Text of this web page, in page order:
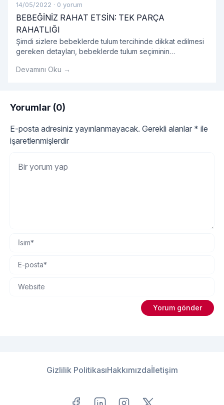
14/05/2022 · 0 yorum
BEBEĞİNİZ RAHAT ETSİN: TEK PARÇA
RAHATLIĞI
Şimdi sizlere bebeklerde tulum tercihinde dikkat edilmesi
gereken detayları, bebeklerde tulum seçiminin
tüm detayları sırasıyla açıklayalım.
Devamını Oku →
Yorumlar (0)
E-posta adresiniz yayınlanmayacak. Gerekli alanlar * ile
işaretlenmişlerdir
Gizlilik PolitikasıHakkımızdaİletişim